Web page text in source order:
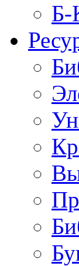
Б-